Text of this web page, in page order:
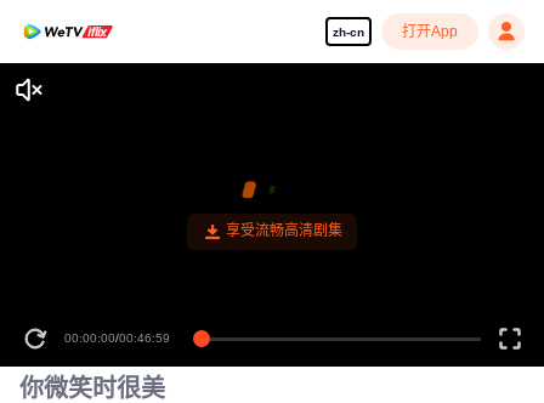
zh-cn 打开App
享受流畅高清剧集
00:00:00/00:46:59
你微笑时很美